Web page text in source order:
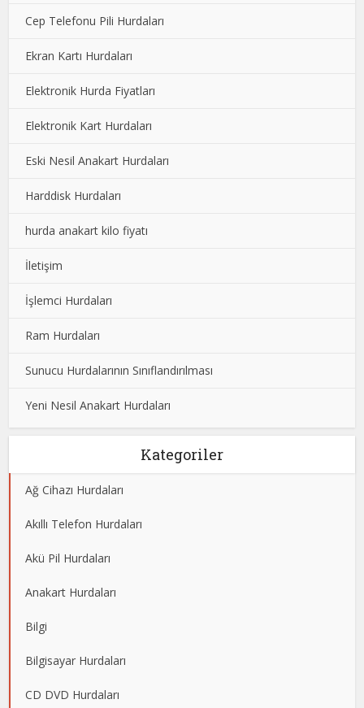
Cep Telefonu Pili Hurdaları
Ekran Kartı Hurdaları
Elektronik Hurda Fiyatları
Elektronik Kart Hurdaları
Eski Nesil Anakart Hurdaları
Harddisk Hurdaları
hurda anakart kilo fiyatı
İletişim
İşlemci Hurdaları
Ram Hurdaları
Sunucu Hurdalarının Sınıflandırılması
Yeni Nesil Anakart Hurdaları
Kategoriler
Ağ Cihazı Hurdaları
Akıllı Telefon Hurdaları
Akü Pil Hurdaları
Anakart Hurdaları
Bilgi
Bilgisayar Hurdaları
CD DVD Hurdaları